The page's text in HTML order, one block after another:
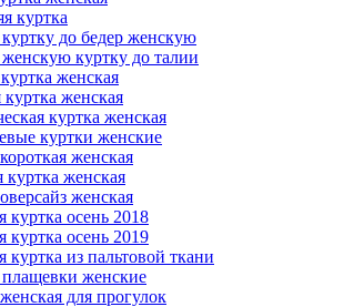
куртка
до бедер женскую
куртку до талии
женская
куртка женская
куртка женская
куртки женские
женская
куртка женская
женская
куртка осень 2018
куртка осень 2019
куртка из пальтовой ткани
плащевки женские
для прогулок